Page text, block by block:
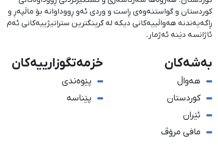
كوردستان و گواستنەوەی ڕاست و وردی ئەو ڕووداوانە بۆ ماڵپەڕ و
ڕاگەیەندنە هەواڵییەكانی دیكە لە گرینگترین ستراتیژییەكانی ئەم
ئاژانسە دێنە ئەژمار.
بەشەکان
هەواڵ
کوردستان
ئێران
مافی مرۆڤ
خزمەتگوزارییەکان
پێوەندی
پێناسە